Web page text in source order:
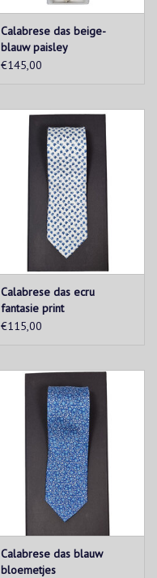
Calabrese das beige-
blauw paisley
€145,00
Calabrese das ecru
fantasie print
€115,00
Calabrese das blauw
bloemetjes